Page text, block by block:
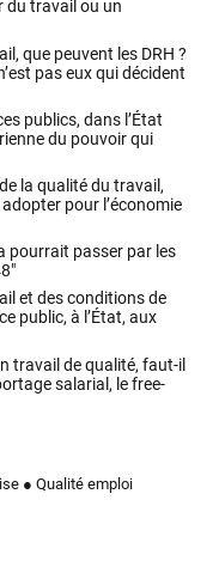
du travail ou un
que peuvent les DRH ?
pas eux qui décident
publics, dans l’État
du pouvoir qui
la qualité du travail,
pour l’économie
pourrait passer par les
et des conditions de
public, à l’État, aux
travail de qualité, faut-il
salarial, le free-
● Qualité emploi